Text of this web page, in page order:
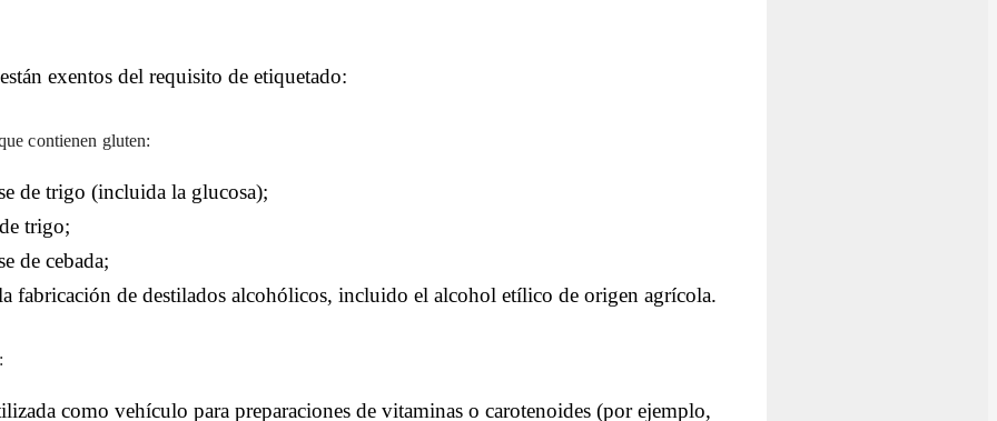
exentos del requisito de etiquetado:
contienen gluten:
de trigo (incluida la glucosa);
trigo;
de cebada;
fabricación de destilados alcohólicos, incluido el alcohol etílico de origen agrícola.
como vehículo para preparaciones de vitaminas o carotenoides (por ejemplo,